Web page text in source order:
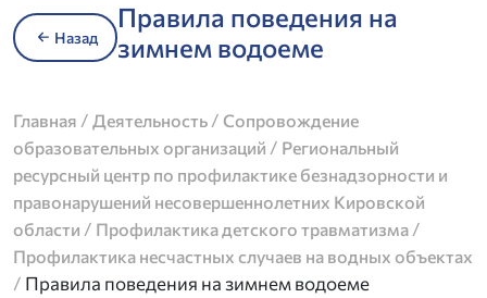
Назад
Правила поведения на
зимнем водоеме
Главная / Деятельность / Сопровождение
образовательных организаций / Региональный
ресурсный центр по профилактике безнадзорности и
правонарушений несовершеннолетних Кировской
области / Профилактика детского травматизма /
Профилактика несчастных случаев на водных объектах
/ Правила поведения на зимнем водоеме